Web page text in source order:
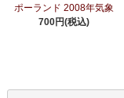
ポーランド 2008年気象
700円(税込)